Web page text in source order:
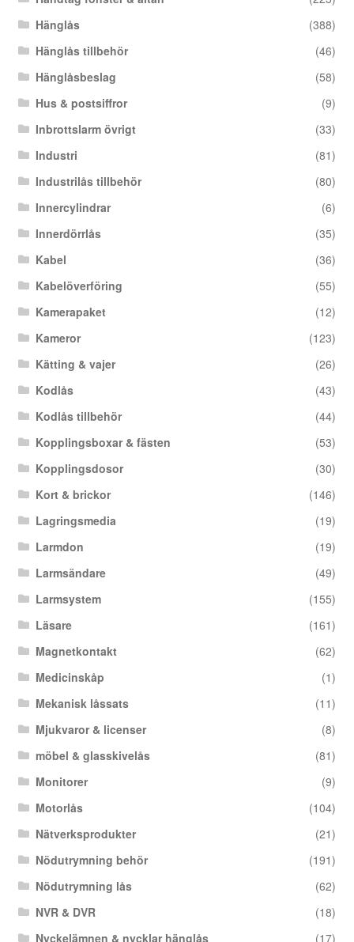
Hänglås
(388)
Hänglås tillbehör
(46)
Hänglåsbeslag
(58)
Hus & postsiffror
(9)
Inbrottslarm övrigt
(33)
Industri
(81)
Industrilås tillbehör
(80)
Innercylindrar
(6)
Innerdörrlås
(35)
Kabel
(36)
Kabelöverföring
(55)
Kamerapaket
(12)
Kameror
(123)
Kätting & vajer
(26)
Kodlås
(43)
Kodlås tillbehör
(44)
Kopplingsboxar & fästen
(53)
Kopplingsdosor
(30)
Kort & brickor
(146)
Lagringsmedia
(19)
Larmdon
(19)
Larmsändare
(49)
Larmsystem
(155)
Läsare
(161)
Magnetkontakt
(62)
Medicinskåp
(1)
Mekanisk låssats
(11)
Mjukvaror & licenser
(8)
möbel & glasskivelås
(81)
Monitorer
(9)
Motorlås
(104)
Nätverksprodukter
(21)
Nödutrymning behör
(191)
Nödutrymning lås
(62)
NVR & DVR
(18)
Nyckelämnen & nycklar hänglås
(17)